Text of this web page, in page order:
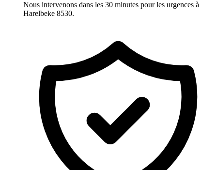
Nous intervenons dans les 30 minutes pour les urgences à
Harelbeke 8530.